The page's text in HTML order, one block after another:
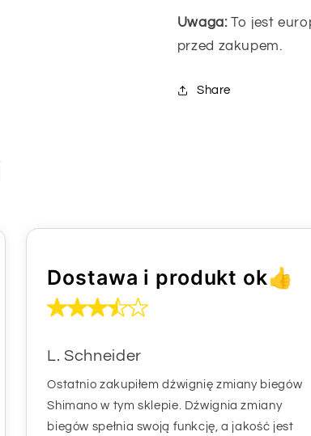
Uwaga:To jest
przed zakupem.
Share
Dostawa i produkt ok👍
L. Schneider
Ostatnio zakupiłem dźwignię zmiany biegów
Shimano w tym sklepie. Dźwignia zmiany
biegów spełnia swoją funkcję, a jakość jest